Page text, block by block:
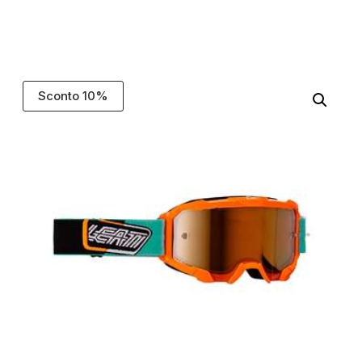
Sconto 10%